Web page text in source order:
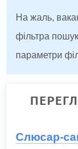
На жаль,
фільтра
параметри
Слюсар-